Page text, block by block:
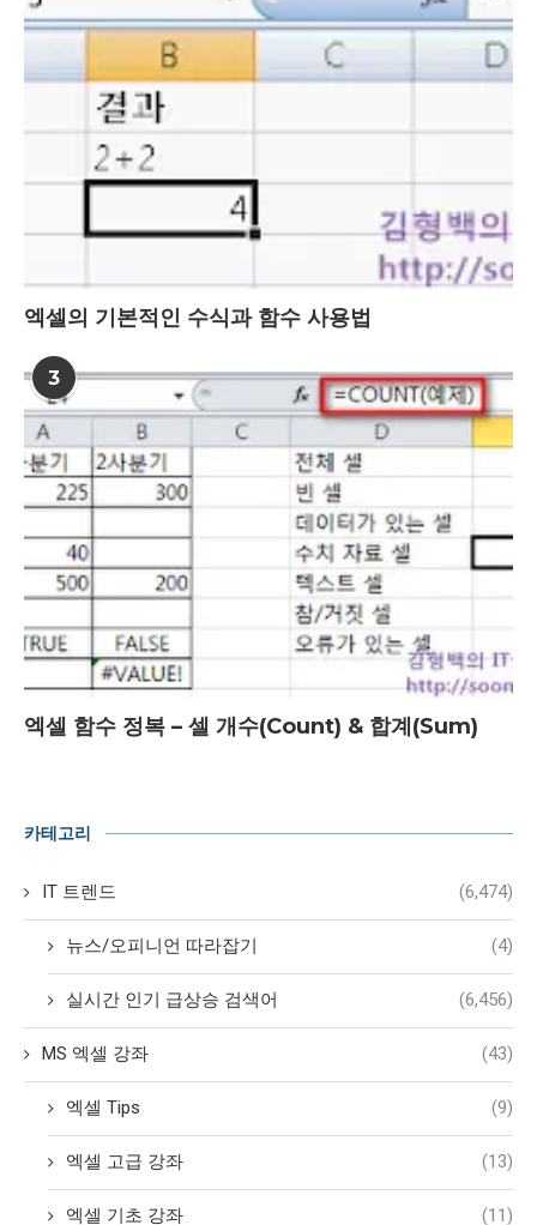
엑셀의 기본적인 수식과 함수 사용법
3
엑셀 함수 정복 – 셀 개수(Count) & 합계(Sum)
카테고리
IT 트렌드 (6,474)
뉴스/오피니언 따라잡기 (4)
실시간 인기 급상승 검색어 (6,456)
MS 엑셀 강좌 (43)
엑셀 Tips (9)
엑셀 고급 강좌 (13)
엑셀 기초 강좌 (11)